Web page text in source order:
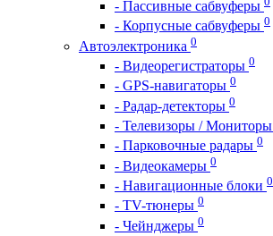
- Пассивные сабвуферы
- Корпусные сабвуферы 0
Автоэлектроника 0
- Видеорегистраторы 0
- GPS-навигаторы 0
- Радар-детекторы 0
- Телевизоры / Мониторы
- Парковочные радары 0
- Видеокамеры 0
- Навигационные блоки 0
- TV-тюнеры 0
- Чейнджеры 0